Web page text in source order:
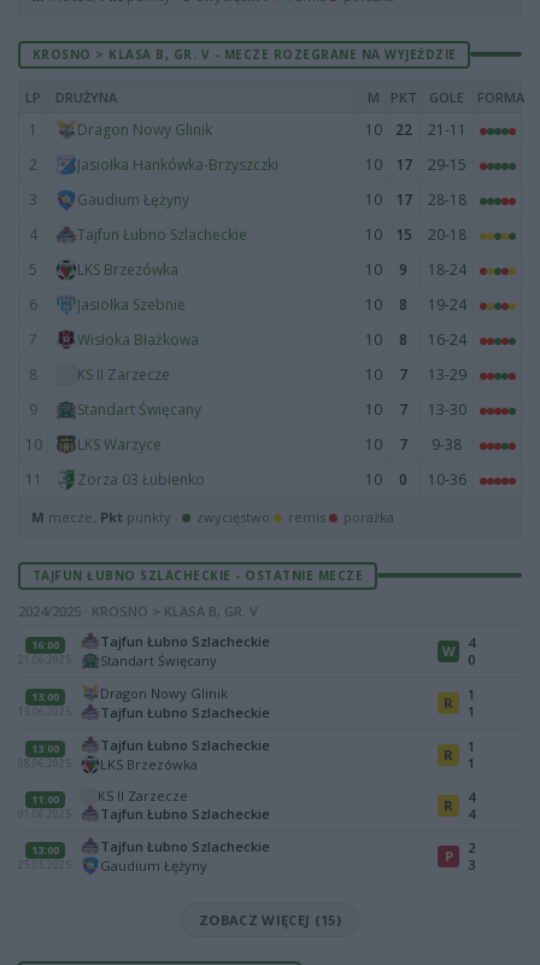
KROSNO > KLASA B, GR. V - MECZE ROZEGRANE NA WYJEŹDZIE
LP DRUŻYNA M PKT GOLE FORMA
1 Dragon Nowy Glinik 10 22
21-11
2
Jasiołka Hankówka-Brzyszczki 10 17
29-15
3
Gaudium Łężyny 10 17
28-18
4
Tajfun Łubno Szlacheckie 10 15
20-18
5
LKS Brzezówka 10 9
18-24
6
Jasiołka Szebnie 10 8
19-24
7
Wisłoka Błażkowa 10 8
16-24
8
KS II Zarzecze 10 7
13-29
9
Standart Święcany 10 7
13-30
10
LKS Warzyce 10 7
9-38
11
Zorza 03 Łubienko 10 0 10-36
M mecze, Pkt punkty · zwycięstwo remis porażka
TAJFUN ŁUBNO SZLACHECKIE - OSTATNIE MECZE
2024/2025 · KROSNO > KLASA B, GR. V
16:00
Tajfun Łubno Szlacheckie
Standart Święcany
W
4
0
13:00
Dragon Nowy Glinik
Tajfun Łubno Szlacheckie
R
1
1
13:00
Tajfun Łubno Szlacheckie
LKS Brzezówka
R
1
1
11:00
KS II Zarzecze
Tajfun Łubno Szlacheckie
R
4
4
13:00
Tajfun Łubno Szlacheckie
Gaudium Łężyny
P
2
3
ZOBACZ WIĘCEJ (15)